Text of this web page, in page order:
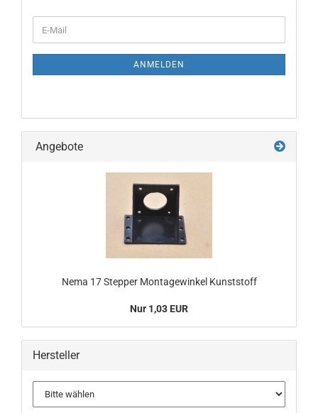
ZUR
E-
Mail
ANMELDEN
Angebote
Nema 17 Stepper Montagewinkel Kunststoff
Nur 1,03 EUR
Hersteller